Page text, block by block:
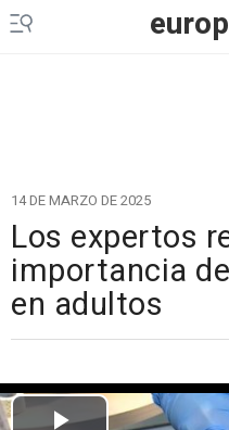
14 DE MARZO DE 2025
Los expertos
importancia
en adultos